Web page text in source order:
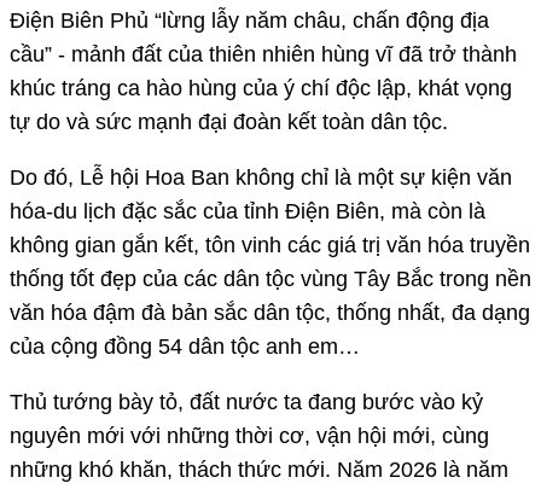
Điện Biên Phủ “lừng lẫy năm châu, chấn động địa
cầu” - mảnh đất của thiên nhiên hùng vĩ đã trở thành
khúc tráng ca hào hùng của ý chí độc lập, khát vọng
tự do và sức mạnh đại đoàn kết toàn dân tộc.
Do đó, Lễ hội Hoa Ban không chỉ là một sự kiện văn
hóa-du lịch đặc sắc của tỉnh Điện Biên, mà còn là
không gian gắn kết, tôn vinh các giá trị văn hóa truyền
thống tốt đẹp của các dân tộc vùng Tây Bắc trong nền
văn hóa đậm đà bản sắc dân tộc, thống nhất, đa dạng
của cộng đồng 54 dân tộc anh em…
Thủ tướng bày tỏ, đất nước ta đang bước vào kỷ
nguyên mới với những thời cơ, vận hội mới, cùng
những khó khăn, thách thức mới. Năm 2026 là năm